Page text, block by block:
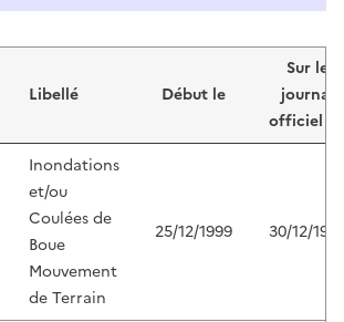
Libellé Début le
Sur le
journal
officiel
Inondations
et/ou
Coulées de
Boue
Mouvement
de Terrain
25/12/1999 30/12/